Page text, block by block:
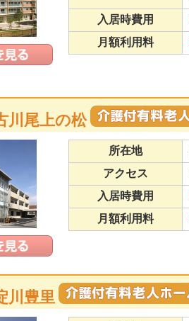
入居時費用
月額利用料
川尾上の松
所在地
アクセス
入居時費用
月額利用料
川豊里